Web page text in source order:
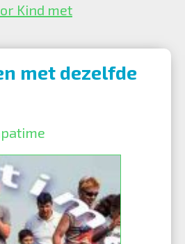
Kind met
met dezelfde